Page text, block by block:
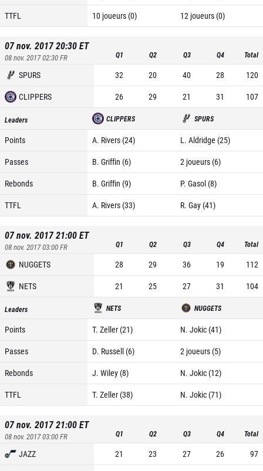
TTFL
10 joueurs (0) 12 joueurs (0)
07 nov. 2017 20:30ET
08 nov. 2017 02:30FR Q1 Q2 Q3 Q4 Total
SPURS 32 20 40 28
120
CLIPPERS
26 29 21 31 107
Leaders CLIPPERS SPURS
Points A. Rivers (24)
L. Aldridge (25)
Passes
B. Griffin (6)
2 joueurs (6)
Rebonds
B. Griffin (9)
P. Gasol (8)
TTFL
A. Rivers (33) R. Gay (41)
07 nov. 2017 21:00ET
08 nov. 2017 03:00FR Q1 Q2 Q3 Q4 Total
NUGGETS 28 29 36 19
112
NETS
21 25 27 31 104
Leaders NETS NUGGETS
Points T. Zeller (21)
N. Jokic (41)
Passes
D. Russell (6)
2 joueurs (5)
Rebonds
J. Wiley (8)
N. Jokic (12)
TTFL
T. Zeller (38) N. Jokic (71)
07 nov. 2017 21:00ET
08 nov. 2017 03:00FR Q1 Q2 Q3 Q4 Total
JAZZ 21 23 27 26
97